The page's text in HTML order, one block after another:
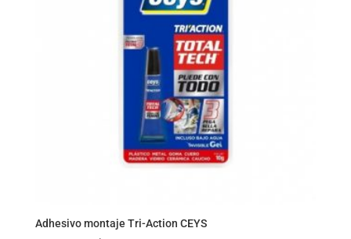
Adhesivo montaje Tri-Action CEYS